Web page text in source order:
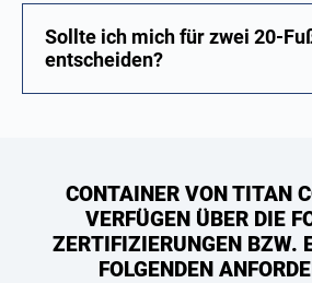
Sollte ich mich für zwei 20-
entscheiden?
CONTAINER VON TITAN
VERFÜGEN ÜBER DIE
ZERTIFIZIERUNGEN BZW.
FOLGENDEN